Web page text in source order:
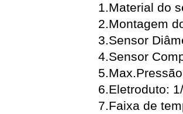
1.Material do
2.Montagem
3.Sensor
4.Sensor
6.Eletroduto:
7.Faixa de